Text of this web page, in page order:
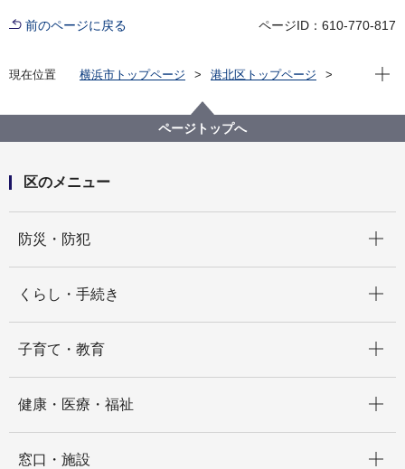
前のページに戻る ページID：610-770-817
現在位置 横浜市トップページ
港北区トップページ
投票用紙に間違えて書いた場合、どうすればよいです
か？
現在
ページトップへ
区のメニュー
防災・防犯
くらし・手続き
子育て・教育
健康・医療・福祉
窓口・施設